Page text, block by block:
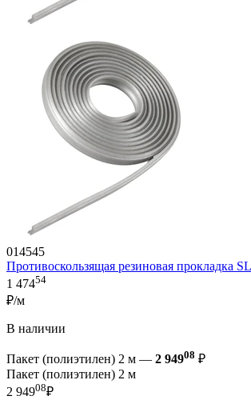
014545
Противоскользящая резиновая прокладка
1 47454
₽/м
В наличии
Пакет (полиэтилен) 2 м — 2 94908 ₽
Пакет (полиэтилен) 2 м
2 94908₽